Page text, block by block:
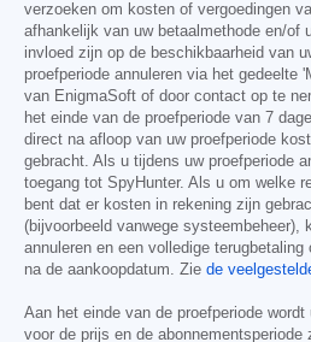
verzoeken om kosten of vergoedingen
afhankelijk van uw betaalmethode en/of
invloed zijn op de beschikbaarheid van
proefperiode annuleren via het gedeelte
van EnigmaSoft of door contact op te
het einde van de proefperiode van 7
direct na afloop van uw proefperiode
gebracht. Als u tijdens uw proefperiode
toegang tot SpyHunter. Als u om welke
bent dat er kosten in rekening zijn
(bijvoorbeeld vanwege systeembeheer),
annuleren en een volledige terugbetaling
na de aankoopdatum. Zie de
Aan het einde van de proefperiode
voor de prijs en de abonnementsperiode